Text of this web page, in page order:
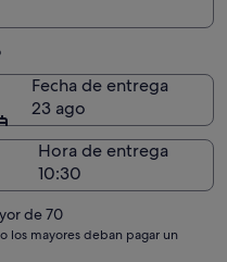
Fecha de entrega
23 ago
Hora de entrega
de 70
los mayores deban pagar un